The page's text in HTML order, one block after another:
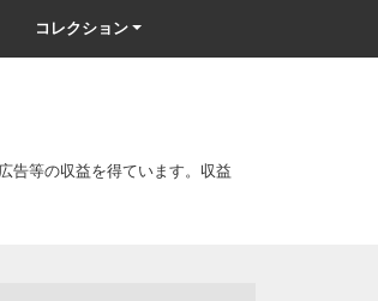
コレクション
等の収益を得ています。収益